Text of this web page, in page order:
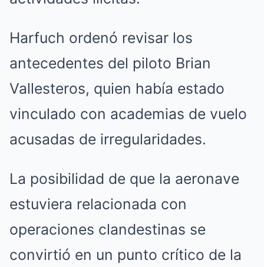
Harfuch ordenó revisar los
antecedentes del piloto Brian
Vallesteros, quien había estado
vinculado con academias de vuelo
acusadas de irregularidades.
La posibilidad de que la aeronave
estuviera relacionada con
operaciones clandestinas se
convirtió en un punto crítico de la